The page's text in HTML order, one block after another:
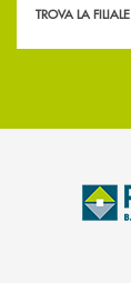
TROVA LA FILIALE